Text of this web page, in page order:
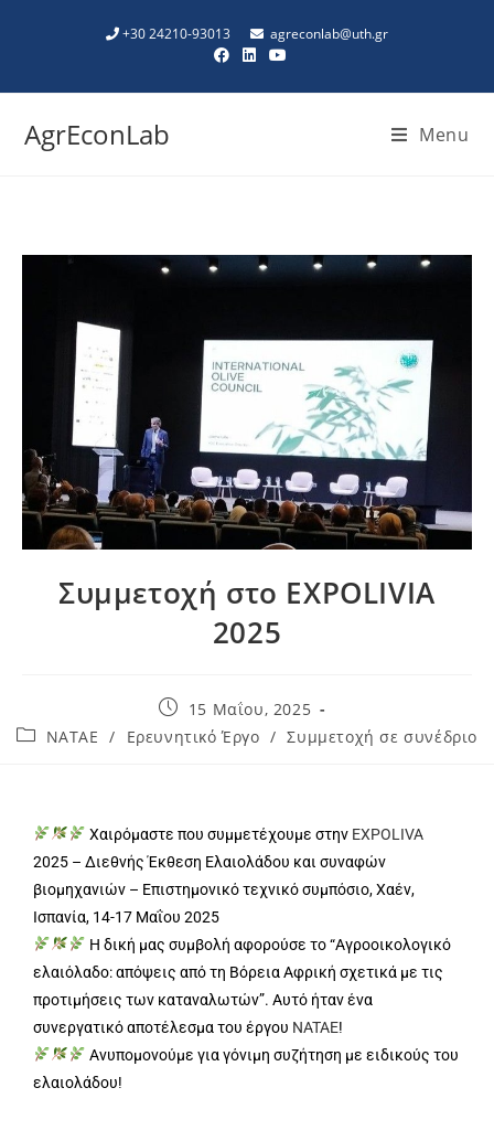
+30 24210-93013 agreconlab@uth.gr
AgrEconLab Menu
Συμμετοχή στο EXPOLIVIA
2025
15 Μαΐου, 2025
NATAE / Ερευνητικό Έργο / Συμμετοχή σε συνέδριο
Χαιρόμαστε που συμμετέχουμε στην EXPOLIVA
2025 – Διεθνής Έκθεση Ελαιολάδου και συναφών
βιομηχανιών – Επιστημονικό τεχνικό συμπόσιο, Χαέν,
Ισπανία, 14-17 Μαΐου 2025
Η δική μας συμβολή αφορούσε το “Αγροοικολογικό
ελαιόλαδο: απόψεις από τη Βόρεια Αφρική σχετικά με τις
προτιμήσεις των καταναλωτών”. Αυτό ήταν ένα
συνεργατικό αποτέλεσμα του έργου NATAE!
Ανυπομονούμε για γόνιμη συζήτηση με ειδικούς του
ελαιολάδου!